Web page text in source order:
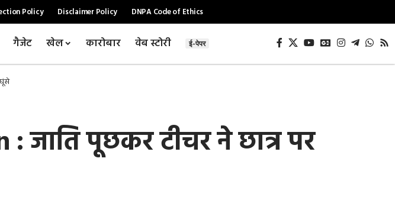
Policy Disclaimer Policy DNPA Code of Ethics
गैजेट खेल कारोबार वेब स्टोरी ई-पेपर
पूछकर टीचर ने छात्र पर